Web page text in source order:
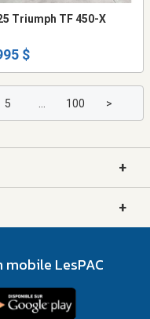
Triumph TF 450-X
$
5 100 >
+
+
LesPAC